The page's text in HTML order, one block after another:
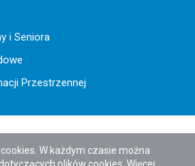
i Seniora
Przestrzennej
W każdym czasie można